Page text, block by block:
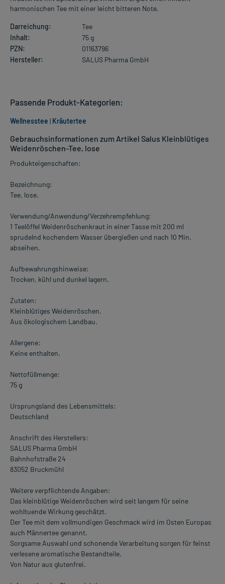
harmonischen Tee mit einer leicht bitteren Note.
Darreichung:
Tee
Inhalt:
75 g
PZN:
01163796
Hersteller:
SALUS Pharma GmbH
Gebrauchsinformationen zum Artikel Salus Kleinblütiges
Weidenröschen-Tee, lose
Produkteigenschaften:
Bezeichnung:
Tee, lose.
Verwendung/Anwendung/Verzehrempfehlung:
1 Teelöffel Weidenröschenkraut in einer Tasse mit 200 ml
sprudelnd kochendem Wasser übergießen und nach 10 Min.
abseihen.
Aufbewahrungshinweise:
Trocken, kühl und dunkel lagern.
Zutaten:
Kleinblütiges Weidenröschen.
Aus ökologischem Landbau.
Allergene:
Keine enthalten.
Nettofüllmenge:
75 g
Ursprungsland des Lebensmittels:
Deutschland
Anschrift des Herstellers:
SALUS Pharma GmbH
Bahnhofstraße 24
83052 Bruckmühl
Weitere verpflichtende Angaben:
Das kleinblütige Weidenröschen wird seit langem für seine
wohltuende Wirkung geschätzt.
Der Tee mit dem vollmundigen Geschmack wird im Osten Europas
auch Männertee genannt.
Sorgsame Auswahl und schonende Verarbeitung sorgen für feinst
verlesene aromatische Bestandteile.
Von Natur aus glutenfrei.
Passende Produkt-Kategorien:
Wellnesstee | Kräutertee